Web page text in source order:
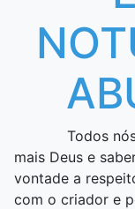
Todos nós
mais Deus e
vontade a
com o criador e